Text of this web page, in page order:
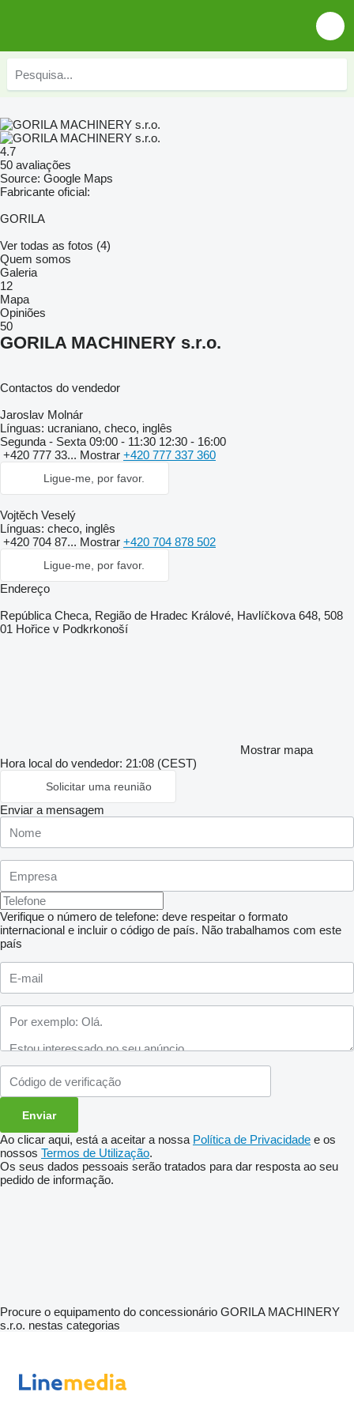
4.7
50 avaliações
Source: Google Maps
Fabricante oficial:
GORILA
Ver todas as fotos (4)
Quem somos
Galeria
12
Mapa
Opiniões
50
GORILA MACHINERY s.r.o.
Contactos do vendedor
Jaroslav Molnár
Línguas: ucraniano, checo, inglês
Segunda - Sexta 09:00 - 11:30 12:30 - 16:00
+420 777 33... Mostrar +420 777 337 360
Ligue-me, por favor.
Vojtěch Veselý
Línguas: checo, inglês
+420 704 87... Mostrar +420 704 878 502
Ligue-me, por favor.
Endereço
República Checa, Região de Hradec Králové, Havlíčkova 648, 508
01 Hořice v Podkrkonoší
Mostrar mapa
Hora local do vendedor: 21:08 (CEST)
Solicitar uma reunião
Enviar a mensagem
Verifique o número de telefone: deve respeitar o formato
internacional e incluir o código de país. Não trabalhamos com este
país
Ao clicar aqui, está a aceitar a nossa Política de Privacidade e os
nossos Termos de Utilização.
Os seus dados pessoais serão tratados para dar resposta ao seu
pedido de informação.
Procure o equipamento do concessionário GORILA MACHINERY
s.r.o. nestas categorias